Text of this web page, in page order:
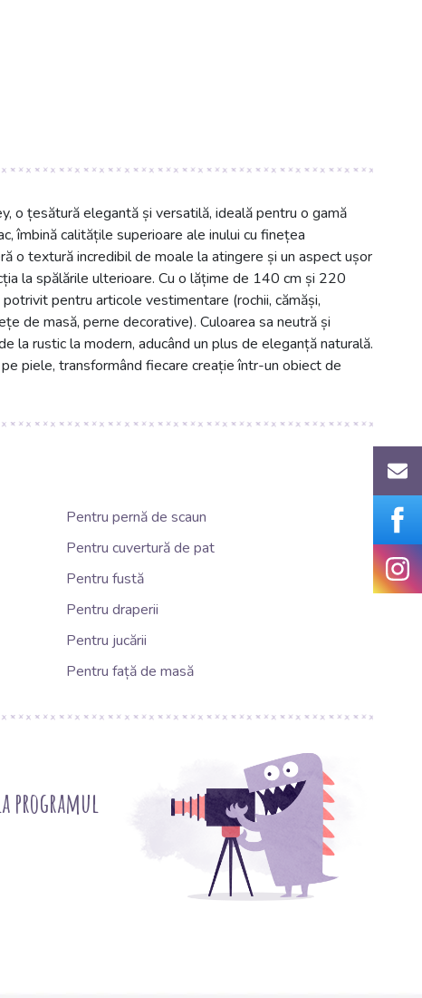
o țesătură elegantă și versatilă, ideală pentru o gamă
îmbină calitățile superioare ale inului cu finețea
o textură incredibil de moale la atingere și un aspect ușor
la spălările ulterioare. Cu o lățime de 140 cm și 220
pentru articole vestimentare (rochii, cămăși,
de masă, perne decorative). Culoarea sa neutră și
la rustic la modern, aducând un plus de eleganță naturală.
piele, transformând fiecare creație într-un obiect de
Pentru pernă de scaun
Pentru cuvertură de pat
Pentru fustă
Pentru draperii
Pentru jucării
Pentru față de masă
programul